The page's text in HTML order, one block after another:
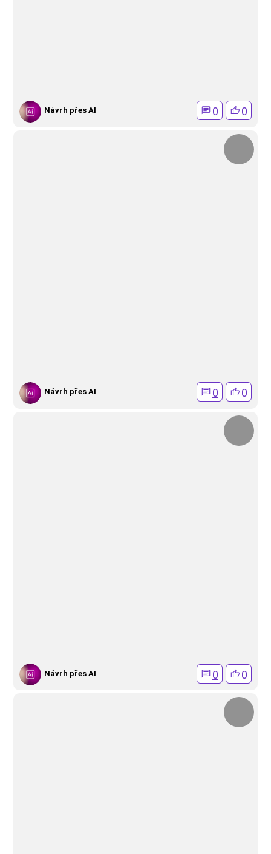
Návrh přes AI 0 0
Návrh přes AI 0 0
Návrh přes AI 0 0